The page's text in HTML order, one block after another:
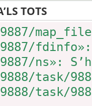
task/
task/
fd»:
fdinfo»:
TOTS
fdinfo»:
ns»:
task/
task/